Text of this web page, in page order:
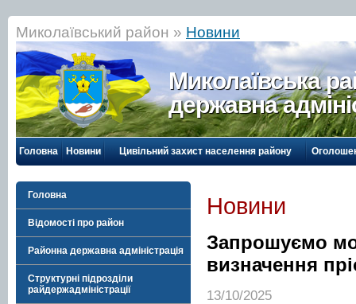
Миколаївський район » Новини
Миколаївська
державна
Головна Новини Цивільний захист населення району
Головна
Відомості про район
Районна державна адміністрація
Структурні підрозділи
райдержадміністрації
Новини
Запрошуємо
визначення
13/10/2025